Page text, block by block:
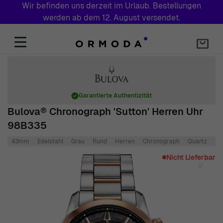
Wir befinden uns derzeit im Urlaub. Bestellungen
werden ab dem 12. August versendet.
Bulova® Chronograph 'Sutton' Herren Uhr
98B335
Garantierte Authentizität
43mm Edelstahl Grau Rund Herren Chronograph Quartz
Nicht Lieferbar
Click to view image in fullscreen